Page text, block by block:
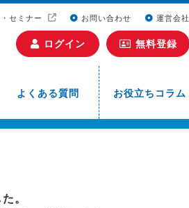
セミナー お問い合わせ 運営会社
ログイン 無料登録
よくある質問 お役立ちコラム
。